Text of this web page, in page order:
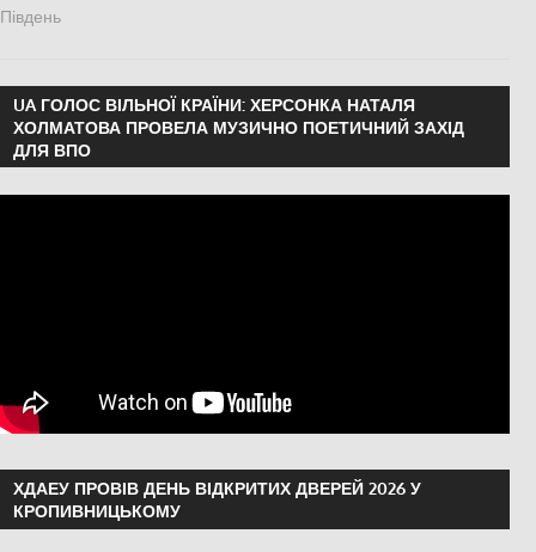
Південь
UA ГОЛОС ВІЛЬНОЇ КРАЇНИ: ХЕРСОНКА НАТАЛЯ
ХОЛМАТОВА ПРОВЕЛА МУЗИЧНО ПОЕТИЧНИЙ ЗАХІД
ДЛЯ ВПО
ХДАЕУ ПРОВІВ ДЕНЬ ВІДКРИТИХ ДВЕРЕЙ 2026 У
КРОПИВНИЦЬКОМУ